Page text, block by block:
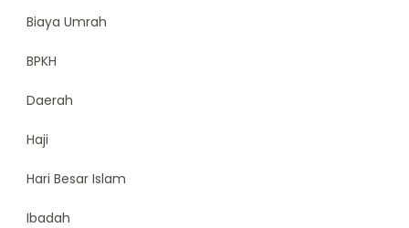
Biaya Umrah
BPKH
Daerah
Haji
Hari Besar Islam
Ibadah